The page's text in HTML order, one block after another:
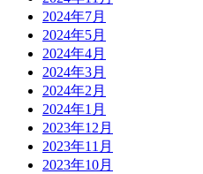
2024年7月
2024年5月
2024年4月
2024年3月
2024年2月
2024年1月
2023年12月
2023年11月
2023年10月